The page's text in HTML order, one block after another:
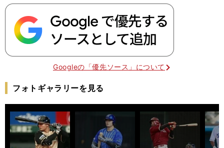
Googleの「優先ソース」について
フォトギャラリーを見る